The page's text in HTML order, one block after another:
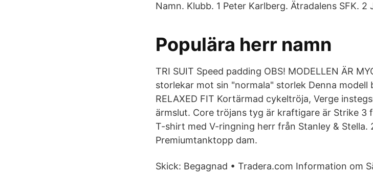
Namn. Klubb. 1 Peter Karlberg. Ätradalens SFK. 2
Populära herr namn
TRI SUIT Speed padding OBS! MODELLEN ÄR
storlekar mot sin "normala" storlek Denna
RELAXED FIT Kortärmad cykeltröja, Verge
ärmslut. Core tröjans tyg är kraftigare är Strike 3
T-shirt med V-ringning herr från Stanley & Stella.
Premiumtanktopp dam.
Skick: Begagnad • Tradera.com Information om